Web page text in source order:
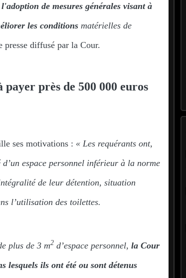
de mesures générales visant à
les conditions matérielles de
presse diffusé par la Cour.
près de 500 000 euros
ses motivations : « Les requérants ont,
espace personnel inférieur à la norme
de leur détention, situation
l’utilisation des toilettes.
plus de 3 m2 d’espace personnel, la Cour
lesquels ils ont été ou sont détenus